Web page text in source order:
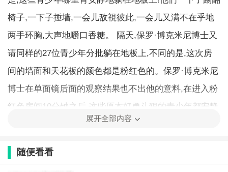
椅子,一下子捶墙,一会儿敌視彼此,一会儿又满不在乎地
两手环胸,大声地嚼口香糖。 隔天,保罗·博克米尼博士又
请同样的27位青少年分批躺在地板上,不同的是,这次房
间的墙面和天花板的颜色都是粉红色的。保罗·博克米尼
博士在单面镜后面的观察结果也不出他的意料,在进入粉
红色房间10分钟之后,这些原本好勇斗狠的青少年都安静
地躺在地上,望着天花板沉思或睡觉。保罗·博克米尼博
个喜欢哭闹、动不动就赖在地上和打人的儿童,请这几个
展开全部内容
随便看看